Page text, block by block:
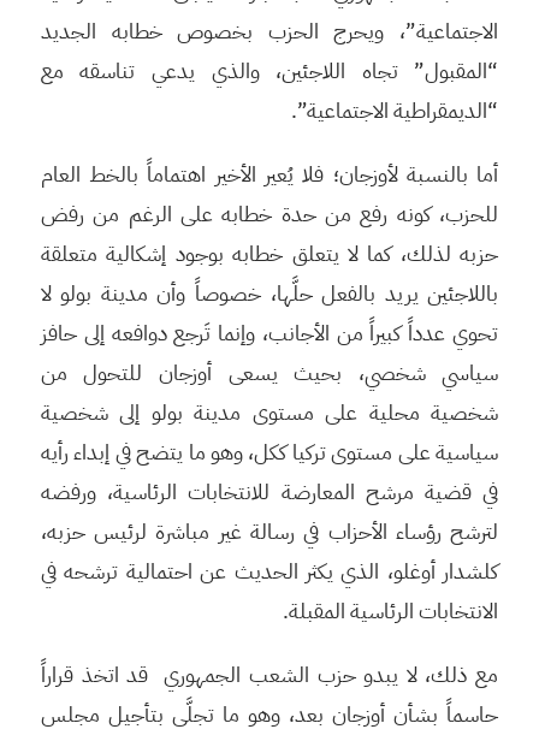
الاجتماعية”، ويحرج الحزب بخصوص خطابه الجديد
“المقبول” تجاه اللاجئين، والذي يدعي تناسقه مع
“الديمقراطية الاجتماعية”.
أما بالنسبة لأوزجان؛ فلا يُعير الأخير اهتماماً بالخط العام
للحزب، كونه رفع من حدة خطابه على الرغم من رفض
حزبه لذلك، كما لا يتعلق خطابه بوجود إشكالية متعلقة
باللاجئين يريد بالفعل حلَّها، خصوصاً وأن مدينة بولو لا
تحوي عدداً كبيراً من الأجانب، وإنما تَرجع دوافعه إلى حافز
سياسي شخصي، بحيث يسعى أوزجان للتحول من
شخصية محلية على مستوى مدينة بولو إلى شخصية
سياسية على مستوى تركيا ككل، وهو ما يتضح في إبداء رأيه
في قضية مرشح المعارضة للانتخابات الرئاسية، ورفضه
لترشح رؤساء الأحزاب في رسالة غير مباشرة لرئيس حزبه،
كلشدار أوغلو، الذي يكثر الحديث عن احتمالية ترشحه في
الانتخابات الرئاسية المقبلة.
مع ذلك، لا يبدو حزب الشعب الجمهوري قد اتخذ قراراً
حاسماً بشأن أوزجان بعد، وهو ما تجلَّى بتأجيل مجلس